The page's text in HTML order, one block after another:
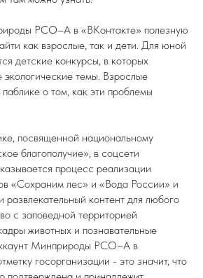
РСО–А в «ВКонтакте» полезную
как взрослые, так и дети. Для юной
детские конкурсы, в которых
темы. Взрослые
о том, как эти проблемы
посвященной национальному
благополучие», в соцсети
процесс реализации
«Сохраним лес» и «Вода России» и
развлекательный контент для любого
с заповедной территорией
животных и познавательные
Минприроды РСО–А в
госорганизации - это значит, что